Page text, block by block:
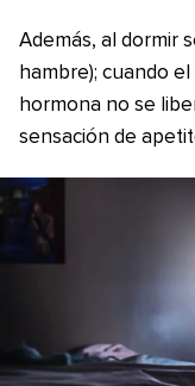
Además, al dormir
hambre); cuando
hormona no se
sensación de